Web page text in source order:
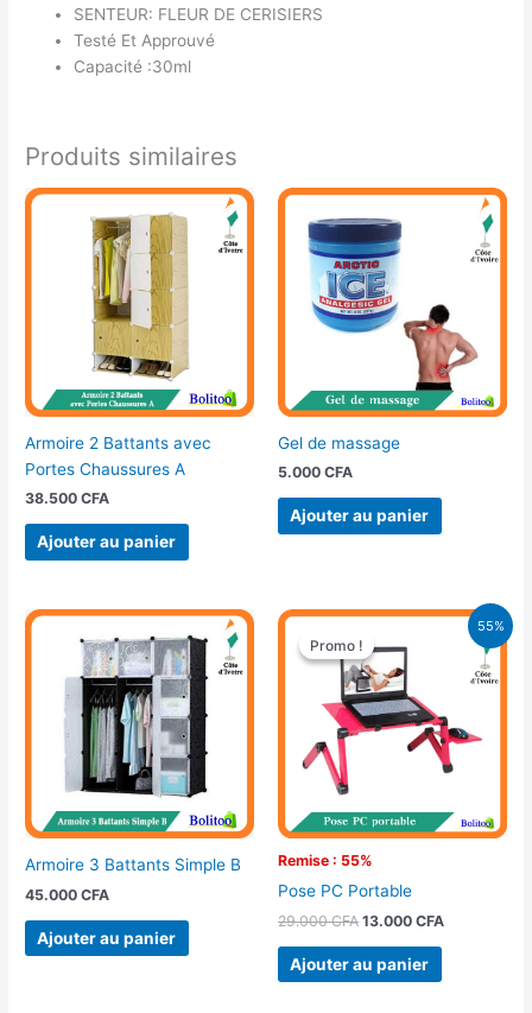
SENTEUR: FLEUR DE CERISIERS
Testé Et Approuvé
Capacité :30ml
Produits similaires
Armoire 2 Battants avec
Portes Chaussures A
38.500CFA
Ajouter au panier
Gel de massage
5.000 CFA
Ajouter au panier
Armoire 3 Battants Simple B
45.000CFA
Ajouter au panier
55%
Promo !
Remise : 55%
Promo !
Pose PC Portable
29.000CFA
Le
initial
était :
29.000 CFA.
13.000 CFA
Le
prix
actuel
Ajouter au panier